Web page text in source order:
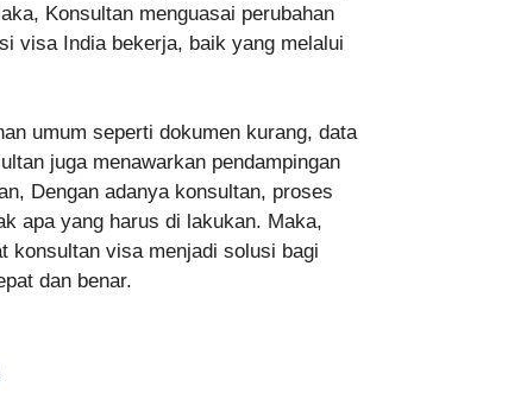
Konsultan menguasai perubahan
visa India bekerja, baik yang melalui
umum seperti dokumen kurang, data
juga menawarkan pendampingan
Dengan adanya konsultan, proses
apa yang harus di lakukan. Maka,
konsultan visa menjadi solusi bagi
dan benar.